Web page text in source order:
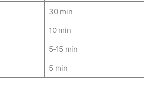
30 min
10 min
5‑15 min
5 min